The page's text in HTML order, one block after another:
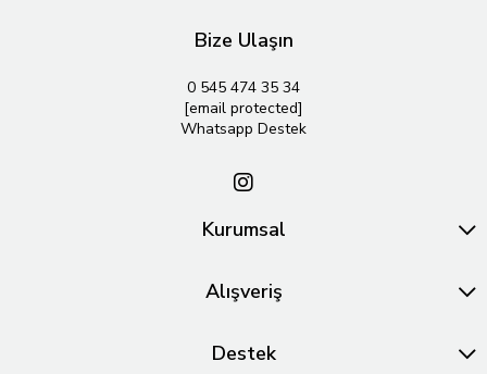
Bize Ulaşın
0 545 474 35 34
[email protected]
Whatsapp Destek
Kurumsal
Alışveriş
Destek